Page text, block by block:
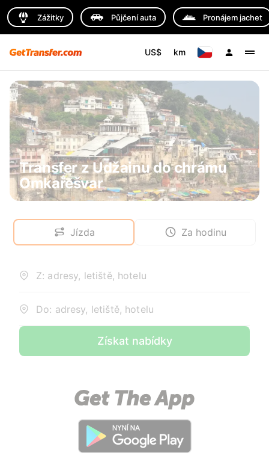
Zážitky Půjčení auta Pronájem jachet
US$ km
Transfer z Udžainu do chrámu
Omkařešvar
Jízda Za hodinu
Z: adresy, letiště, hotelu
Do: adresy, letiště, hotelu
Získat nabídky